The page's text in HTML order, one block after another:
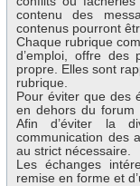
contenu des
contenus pourront
Chaque rubrique
d’emploi, offre des
propre. Elles sont
rubrique.
Pour éviter que des
en dehors du forum
Afin d’éviter la
communication des
au strict nécessaire.
Les échanges
remise en forme et